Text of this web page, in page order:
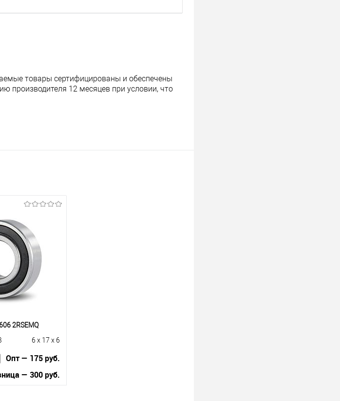
товары сертифицированы и обеспечены
производителя 12 месяцев при условии, что
2RSEMQ
6 x 17 x 6
Опт — 175 руб.
— 300 руб.